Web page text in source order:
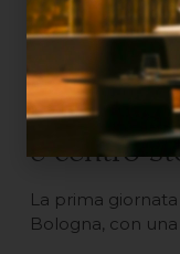
un
Bologna
Giorno 1:
e centro
La prima
Bologna, con